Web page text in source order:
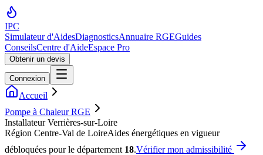
IPC
Simulateur d'AidesDiagnosticsAnnuaire RGEGuides
ConseilsCentre d'AideEspace Pro
Obtenir un devis
Connexion
Accueil
Pompe à Chaleur RGE
Installateur Verrières-sur-Loire
Région Centre-Val de LoireAides énergétiques en vigueur
débloquées pour le département 18.Vérifier mon admissibilité